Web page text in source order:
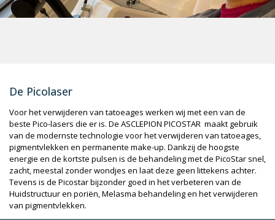
De Picolaser
Voor het verwijderen van tatoeages werken wij met een van de
beste Pico-lasers die er is. De ASCLEPION PICOSTAR maakt gebruik
van de modernste technologie voor het verwijderen van tatoeages,
pigmentvlekken en permanente make-up. Dankzij de hoogste
energie en de kortste pulsen is de behandeling met de PicoStar snel,
zacht, meestal zonder wondjes en laat deze geen littekens achter.
Tevens is de Picostar bijzonder goed in het verbeteren van de
Huidstructuur en poriën, Melasma behandeling en het verwijderen
van pigmentvlekken.